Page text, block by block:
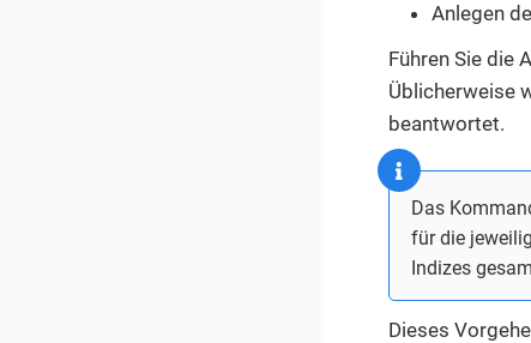
Anlegen
Führen Sie die
Üblicherweise
beantwortet.
Das
für die
Indizes
Dieses